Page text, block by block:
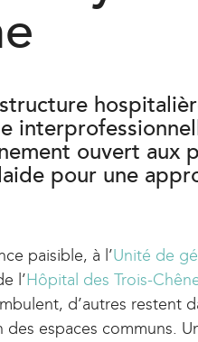
ouvert aux
pour une
paisible, à l’Unité de
l’Hôpital des Trois-
d’autres restent
des espaces communs.